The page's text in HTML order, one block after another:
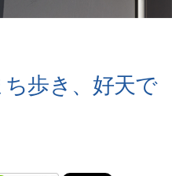
歩き、好天で